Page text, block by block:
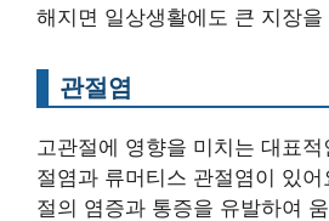
해지면 일상생활에도 큰 지장
관절염
고관절에 영향을 미치는 대표
절염과 류머티스 관절염이 있
절의 염증과 통증을 유발하여